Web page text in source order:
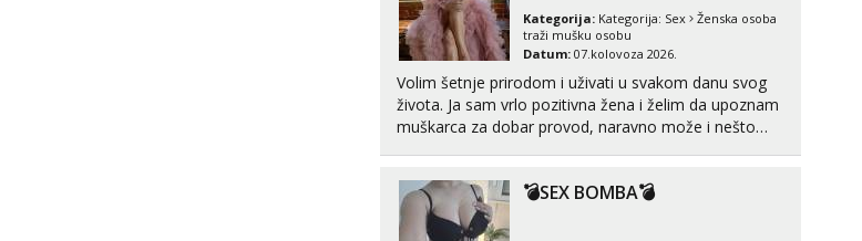
Kategorija: Kategorija: Sex
Ženska osoba
traži mušku osobu
Datum: 07.kolovoza 2026.
Volim šetnje prirodom i uživati u svakom danu svog
života. Ja sam vrlo pozitivna žena i želim da upoznam
muškarca za dobar provod, naravno može i nešto
💣SEX BOMBA💣